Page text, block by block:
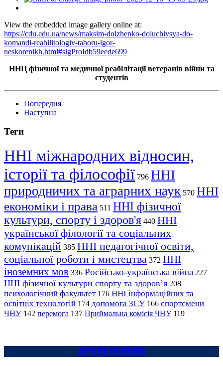
View the embedded image gallery online at:
https://cdu.edu.ua/news/maksim-dolzhenko-doluchivsya-do-
komandi-reabilitologiv-taboru-igor-
neskorenikh.html#sigProIdb59eede699
ННЦ фізичної та медичної реабілітації ветеранів війни та
студентів
Попередня
Наступна
Теги
ННІ міжнародних відносин,
історії та філософії 796 ННІ
природничих та аграрних наук 570 ННІ
економіки і права 511 ННІ фізичної
культури, спорту і здоров'я 440 ННІ
української філології та соціальних
комунікацій 385 ННІ педагогічної освіти,
соціальної роботи і мистецтва 372 ННІ
іноземних мов 336 Російсько-українська війна 227
ННІ фізичної культури спорту та здоров’я 208
психологічний факультет 176 ННІ інформаційних та
освітніх технологій 174 допомога ЗСУ 166 спортсмени
ЧНУ 142 перемога 137 Приймальна комісія ЧНУ 119
АРХІВ НОВИН